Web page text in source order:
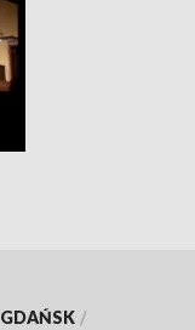
GDAŃSK /